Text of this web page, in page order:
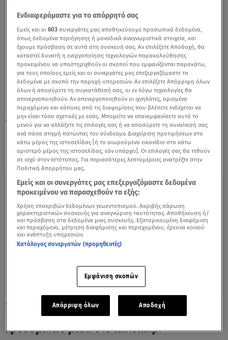
18.08.21, 08:20
Κορωνοϊός: Οι «κόκκινες» περιοχές - Μίνι
lockdown και στο Ρέθυμνο
Κορωνοϊός: Ανησυχία για την αύξηση των
κρουσμάτων μέσα στο καλοκαίρι
Ενδιαφερόμαστε για το απόρρητό σας
Εμείς και οι603 συνεργάτες μας αποθηκεύουμε προσωπικά δεδομένα,
όπως δεδομένα περιήγησης ή μοναδικά αναγνωριστικά στοιχεία, και
έχουμε πρόσβαση σε αυτά στη συσκευή σας. Αν επιλέξετε Αποδοχή, θα
καταστεί δυνατή η ενεργοποίηση τεχνολογιών παρακολούθησης
προκειμένου να υποστηριχθούν οι σκοποί που εμφανίζονται παρακάτω,
για τους οποίους εμείς και οι συνεργάτες μας επεξεργαζόμαστε τα
δεδομένα με σκοπό την παροχή υπηρεσιών. Αν επιλέξετε Απόρριψη όλων
όλων ή αποσύρετε τη συγκατάθεσή σας, οι εν λόγω τεχνολογίες θα
απενεργοποιηθούν. Αν απενεργοποιηθούν οι ιχνηλάτες, ορισμένο
περιεχόμενο και κάποιες από τις διαφημίσεις που βλέπετε ενδέχεται να
μην είναι τόσο σχετικές με εσάς. Μπορείτε να επανεμφανίσετε αυτό το
μενού για να αλλάξετε τις επιλογές σας ή να αποσύρετε τη συναίνεσή σας
ανά πάσα στιγμή πατώντας τον σύνδεσμο Διαχείριση προτιμήσεων στο
κάτω μέρος της ιστοσελίδας [ή το αιωρούμενο εικονίδιο στο κάτω
αριστερό μέρος της ιστοσελίδας, εάν υπάρχει]. Οι επιλογές σας θα τεθούν
σε ισχύ στον Ιστότοπος. Για περισσότερες λεπτομέρειες ανατρέξτε στην
Πολιτική Απορρήτου μας.
Εμείς και οι συνεργάτες μας επεξεργαζόμαστε δεδομένα
προκειμένου να παρασχεθούν τα εξής:
Χρήση επακριβών δεδομένων γεωεντοπισμού. Ακριβής σάρωση
χαρακτηριστικών συσκευής για αναγνώριση ταυτότητας. Αποθήκευση ή/
και πρόσβαση στα δεδομένα μιας συσκευής. Εξατομικευμένη διαφήμιση
και περιεχόμενο, μέτρηση διαφήμισης και περιεχομένου, έρευνα κοινού
και ανάπτυξη υπηρεσιών.
Κατάλογος συνεργατών (προμηθευτές)
Εμφάνιση σκοπών
Απόρριψη όλων Αποδοχή